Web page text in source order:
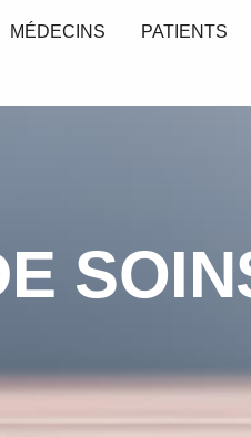
MÉDECINS PATIENTS